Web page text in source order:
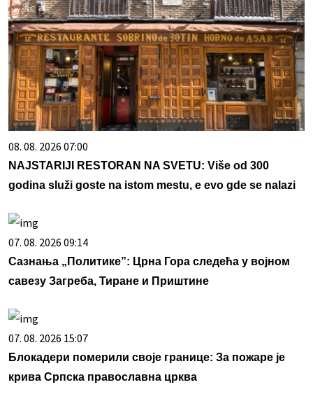
08. 08. 2026 07:00
NAJSTARIJI RESTORAN NA SVETU: Više od 300
godina služi goste na istom mestu, e evo gde se nalazi
07. 08. 2026 09:14
Сазнања „Политике”: Црна Гора следећа у војном
савезу Загреба, Тиране и Приштине
07. 08. 2026 15:07
Блокадери померили своје границе: За пожаре је
крива Српска православна црква